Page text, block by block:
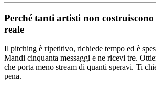
Perché tanti artisti non
reale
Il pitching è ripetitivo, richiede tempo ed è
Mandi cinquanta messaggi e ne ricevi tre.
che porta meno stream di quanti speravi. Ti
pena.